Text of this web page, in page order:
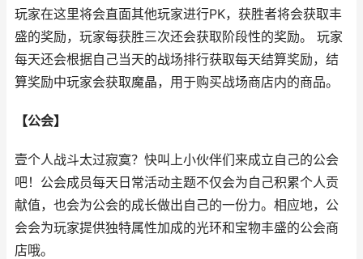
玩家在这里将会直面其他玩家进行PK，获胜者将会获取丰
盛的奖励，玩家每获胜三次还会获取阶段性的奖励。 玩家
每天还会根据自己当天的战场排行获取每天结算奖励，结
算奖励中玩家会获取魔晶，用于购买战场商店内的商品。
【公会】
壹个人战斗太过寂寞？快叫上小伙伴们来成立自己的公会
吧！公会成员每天日常活动主题不仅会为自己积累个人贡
献值，也会为公会的成长做出自己的一份力。相应地，公
会会为玩家提供独特属性加成的光环和宝物丰盛的公会商
店哦。